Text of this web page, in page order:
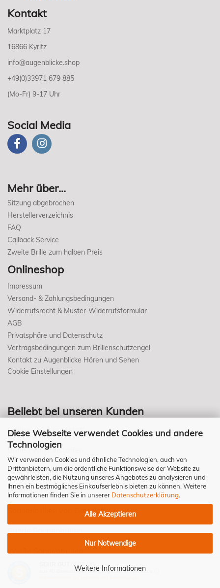
Diese Webseite verwendet Cookies und andere
Technologien
Wir verwenden Cookies und ähnliche Technologien, auch von
Drittanbietern, um die ordentliche Funktionsweise der Website zu
gewährleisten, die Nutzung unseres Angebotes zu analysieren und
Ihnen ein bestmögliches Einkaufserlebnis bieten zu können. Weitere
Informationen finden Sie in unserer Datenschutzerklärung.
Alle Akzeptieren
Nur Notwendige
Weitere Informationen
Kontakt
Marktplatz 17
16866 Kyritz
info@augenblicke.shop
+49(0)33971 679 885
(Mo-Fr) 9-17 Uhr
Social Media
Mehr über...
Sitzung abgebrochen
Herstellerverzeichnis
FAQ
Callback Service
Zweite Brille zum halben Preis
Onlineshop
Impressum
Versand- & Zahlungsbedingungen
Widerrufsrecht & Muster-Widerrufsformular
AGB
Privatsphäre und Datenschutz
Vertragsbedingungen zum Brillenschutzengel
Kontakt zu Augenblicke Hören und Sehen
Cookie Einstellungen
Beliebt bei unseren Kunden
Brillen aus Kunststoff
Brillen von Einstoffen
Sonnenbrillen für Kinder
Pilotensonnenbrillen
Sonnenbrillen von Davidoff
Runde Sonnenbrillen
Weiße Sonnenbrillen
(4.98 / 5)
Bewertungen bei: google.de, shopvote.de ⓘ